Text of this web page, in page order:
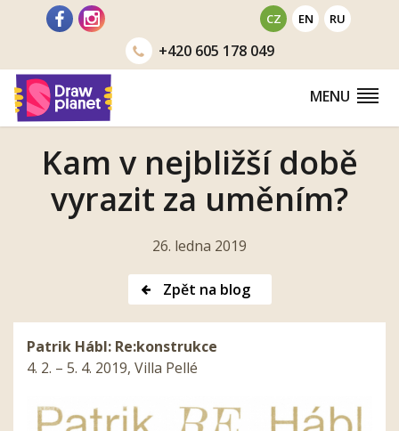
CZ EN RU
+420605 178 049
MENU
Kam v nejbližší době
vyrazit za uměním?
26. ledna 2019
Zpět na blog
Patrik Hábl: Re:konstrukce
4. 2. – 5. 4. 2019, Villa Pellé